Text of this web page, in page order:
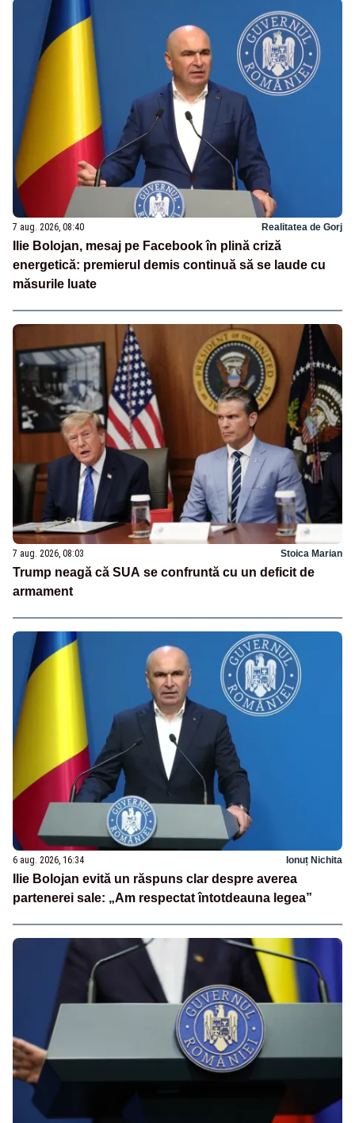
7 aug. 2026, 08:40 Realitatea de Gorj
Ilie Bolojan, mesaj pe Facebook în plină criză
energetică: premierul demis continuă să se laude cu
măsurile luate
7 aug. 2026, 08:03 Stoica Marian
Trump neagă că SUA se confruntă cu un deficit de
armament
6 aug. 2026, 16:34 Ionuț Nichita
Ilie Bolojan evită un răspuns clar despre averea
partenerei sale: „Am respectat întotdeauna legea”